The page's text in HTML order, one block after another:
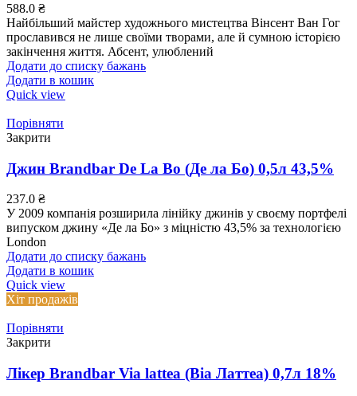
588.0 ₴
Найбільший майстер художнього мистецтва Вінсент Ван Гог
прославився не лише своїми творами, але й сумною історією
закінчення життя. Абсент, улюблений
Додати до списку бажань
Додати в кошик
Quick view
Порівняти
Закрити
Джин Brandbar De La Bo (Де ла Бо) 0,5л 43,5%
237.0 ₴
У 2009 компанія розширила лінійку джинів у своєму портфелі
випуском джину «Де ла Бо» з міцністю 43,5% за технологією
London
Додати до списку бажань
Додати в кошик
Quick view
Хіт продажів
Порівняти
Закрити
Лікер Brandbar Via lattea (Віа Латтеа) 0,7л 18%